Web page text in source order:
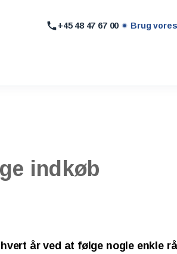
+45 48 47 67 00 Brug
indkøb
år ved at følge nogle enkle